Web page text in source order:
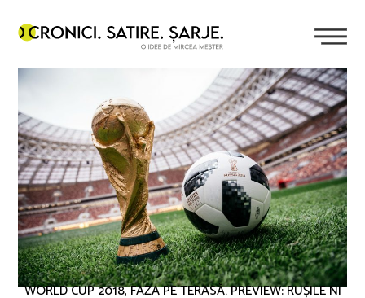
WORLD CUP 2018, FAZA PE TERASĂ. PREVIEW: RUȘILE NI